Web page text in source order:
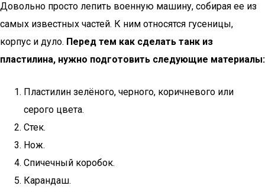
Довольно просто лепить военную машину, собирая ее из
самых известных частей. К ним относятся гусеницы,
корпус и дуло. Перед тем как сделать танк из
пластилина, нужно подготовить следующие материалы:
Пластилин зелёного, черного, коричневого или
серого цвета.
Стек.
Нож.
Спичечный коробок.
Карандаш.